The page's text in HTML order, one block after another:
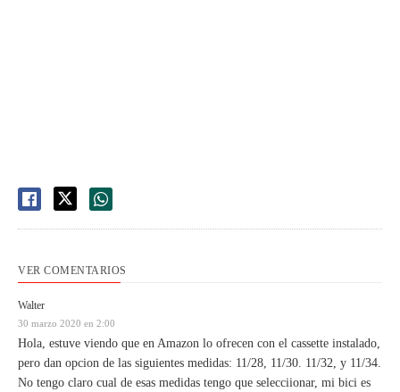
VER COMENTARIOS
Walter
30 marzo 2020 en 2:00
Hola, estuve viendo que en Amazon lo ofrecen con el cassette instalado,
pero dan opcion de las siguientes medidas: 11/28, 11/30. 11/32, y 11/34.
No tengo claro cual de esas medidas tengo que selecciionar, mi bici es